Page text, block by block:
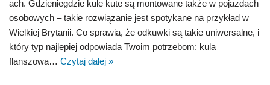
ach. Gdzieniegdzie kule kute są montowane także w pojazdach
osobowych – takie rozwiązanie jest spotykane na przykład w
Wielkiej Brytanii. Co sprawia, że odkuwki są takie uniwersalne, i
który typ najlepiej odpowiada Twoim potrzebom: kula
flanszowa… Czytaj dalej »